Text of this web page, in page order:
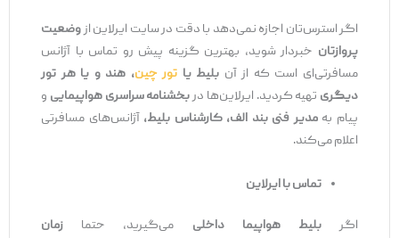
اگر استرس‌تان اجازه نمی‌دهد با دقت در سایت ایرلاین از وضعیت
پروازتانخبردار شوید، بهترین گزینه پیش رو تماس با آژانس
مسافرتی‌ای است که از آنبلیط یاتور چین، هند و یا هر تور
دیگریتهیه کردید. ایرلاین‌ها دربخشنامه سراسری هواپیماییو
پیام بهمدیر فنی بند الف، کارشناس بلیط،آژانس‌های مسافرتی
اعلام می‌کند.
تماس با ایرلاین
اگر بلیط هواپیما داخلیمی‌گیرید، حتما
زمان